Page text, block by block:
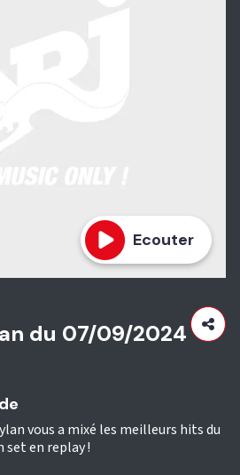
Ecouter
du 07/09/2024
vous a mixé les meilleurs hits du
en replay !